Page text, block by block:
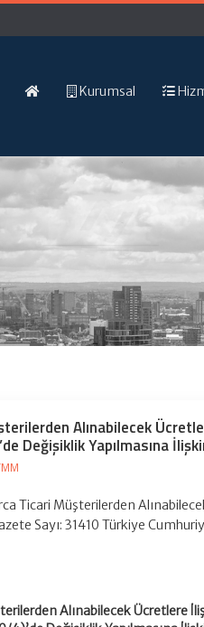
Kurumsal
Alınabilecek
Değişiklik Yapılmasına
Ticari Müşterilerden
Sayı: 31410 Türkiye
Alınabilecek Ücretlere